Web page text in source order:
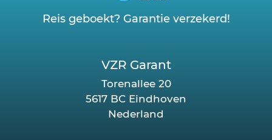
Reis geboekt? Garantie verzekerd!
VZR Garant
Torenallee 20
5617 BC Eindhoven
Nederland